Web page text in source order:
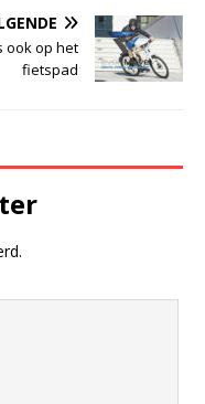
ook op het
fietspad